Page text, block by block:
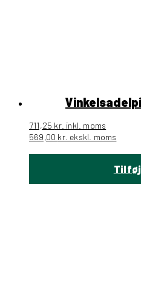
711,25 kr. inkl. moms
569,00 kr. ekskl. moms